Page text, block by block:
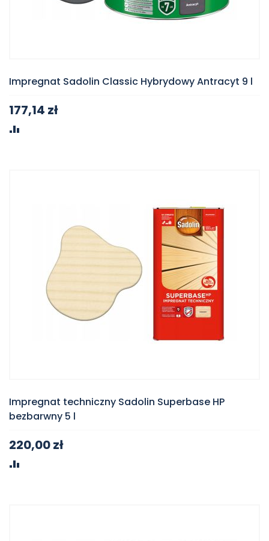
Impregnat Sadolin Classic Hybrydowy Antracyt 9 l
177,14 zł
Impregnat techniczny Sadolin Superbase HP
bezbarwny 5 l
220,00 zł